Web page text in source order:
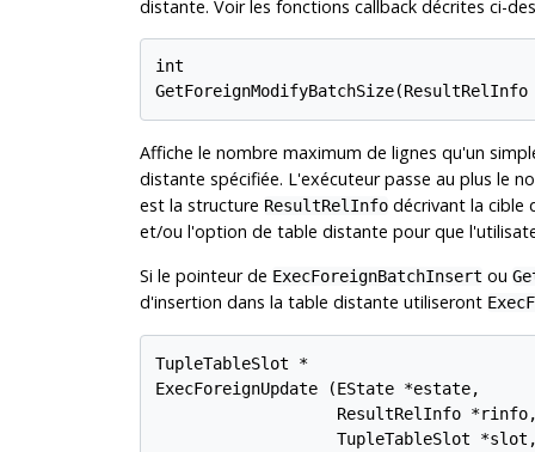
distante. Voir les fonctions callback décrites ci-
int
Affiche le nombre maximum de lignes qu'un
distante spécifiée. L'exécuteur passe au plus le
est la structure ResultRelInfodécrivant la cible
et/ou l'option de table distante pour que
Si le pointeur de ExecForeignBatchInsert ou
d'insertion dans la table distante utiliseront
TupleTableSlot *
ExecForeignUpdate (EState *estate,
ResultRelInfo
TupleTableSlot